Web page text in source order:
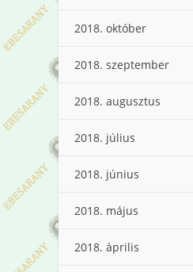
2018. október
2018. szeptember
2018. augusztus
2018. július
2018. június
2018. május
2018. április